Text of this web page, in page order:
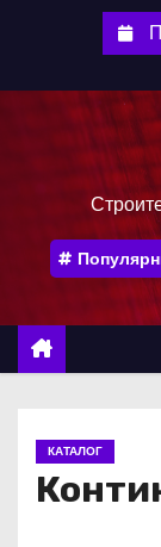
е
КАТАЛОГ